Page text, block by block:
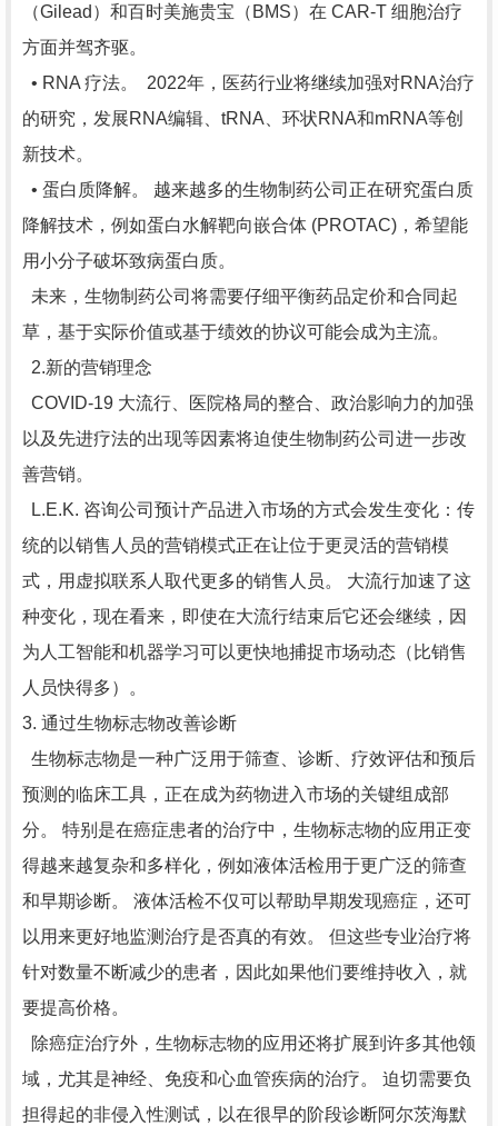
（Gilead）和百时美施贵宝（BMS）在 CAR-T 细胞治疗
方面并驾齐驱。
• RNA 疗法。 2022年，医药行业将继续加强对RNA治疗
的研究，发展RNA编辑、tRNA、环状RNA和mRNA等创
新技术。
• 蛋白质降解。 越来越多的生物制药公司正在研究蛋白质
降解技术，例如蛋白水解靶向嵌合体 (PROTAC)，希望能
用小分子破坏致病蛋白质。
未来，生物制药公司将需要仔细平衡药品定价和合同起
草，基于实际价值或基于绩效的协议可能会成为主流。
2.新的营销理念
COVID-19 大流行、医院格局的整合、政治影响力的加强
以及先进疗法的出现等因素将迫使生物制药公司进一步改
善营销。
L.E.K. 咨询公司预计产品进入市场的方式会发生变化：传
统的以销售人员的营销模式正在让位于更灵活的营销模
式，用虚拟联系人取代更多的销售人员。 大流行加速了这
种变化，现在看来，即使在大流行结束后它还会继续，因
为人工智能和机器学习可以更快地捕捉市场动态（比销售
人员快得多）。
3. 通过生物标志物改善诊断
生物标志物是一种广泛用于筛查、诊断、疗效评估和预后
预测的临床工具，正在成为药物进入市场的关键组成部
分。 特别是在癌症患者的治疗中，生物标志物的应用正变
得越来越复杂和多样化，例如液体活检用于更广泛的筛查
和早期诊断。 液体活检不仅可以帮助早期发现癌症，还可
以用来更好地监测治疗是否真的有效。 但这些专业治疗将
针对数量不断减少的患者，因此如果他们要维持收入，就
要提高价格。
除癌症治疗外，生物标志物的应用还将扩展到许多其他领
域，尤其是神经、免疫和心血管疾病的治疗。 迫切需要负
担得起的非侵入性测试，以在很早的阶段诊断阿尔茨海默